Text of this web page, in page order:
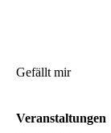
Gefällt mir
Veranstaltungen